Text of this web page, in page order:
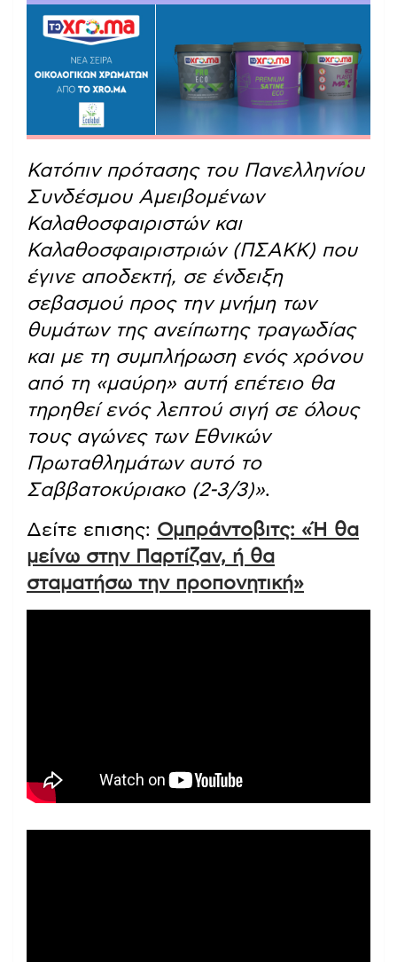
Κατόπιν πρότασης του Πανελληνίου
Συνδέσμου Αμειβομένων
Καλαθοσφαιριστών και
Καλαθοσφαιριστριών (ΠΣΑΚΚ) που
έγινε αποδεκτή, σε ένδειξη
σεβασμού προς την μνήμη των
θυμάτων της ανείπωτης τραγωδίας
και με τη συμπλήρωση ενός χρόνου
από τη «μαύρη» αυτή επέτειο θα
τηρηθεί ενός λεπτού σιγή σε όλους
τους αγώνες των Εθνικών
Πρωταθλημάτων αυτό το
Σαββατοκύριακο (2-3/3)».
Δείτε επισης: Ομπράντοβιτς: «Ή θα
μείνω στην Παρτίζαν, ή θα
σταματήσω την προπονητική»